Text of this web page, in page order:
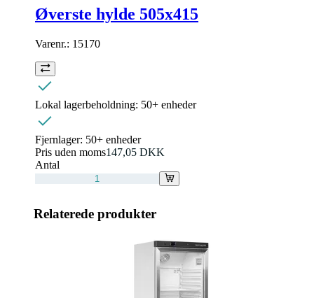
Øverste hylde 505x415
Varenr.: 15170
Lokal lagerbeholdning: 50+ enheder
Fjernlager: 50+ enheder
Pris uden moms147,05 DKK
Antal
Relaterede produkter